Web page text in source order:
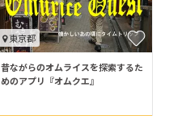
東京都
昔ながらのオムライスを探索するた
めのアプリ『オムクエ』